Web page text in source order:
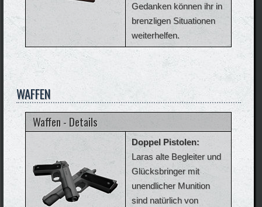
Gedanken können ihr in
brenzligen Situationen
weiterhelfen.
WAFFEN
Waffen - Details
Doppel Pistolen:
Laras alte Begleiter und
Glücksbringer mit
unendlicher Munition
sind natürlich von